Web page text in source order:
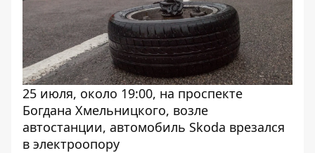
25 июля, около 19:00, на проспекте
Богдана Хмельницкого, возле
автостанции, автомобиль Skoda врезался
в электроопору